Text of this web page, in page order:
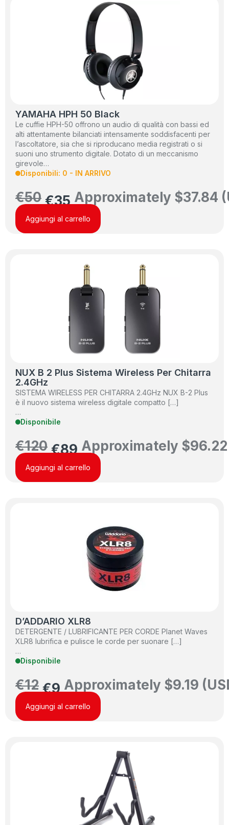
YAMAHA HPH 50 Black
Le cuffie HPH-50 offrono un audio di qualità con bassi ed
alti attentamente bilanciati intensamente soddisfacenti per
l’ascoltatore, sia che si riproducano media registrati o si
suoni uno strumento digitale. Dotato di un meccanismo
girevole…
Disponibili: 0 - IN ARRIVO
€50 €35 Approximately $37.84
Aggiungi al carrello
NUX B 2 Plus Sistema Wireless Per Chitarra
2.4GHz
SISTEMA WIRELESS PER CHITARRA 2.4GHz NUX B-2 Plus
è il nuovo sistema wireless digitale compatto […]
…
Disponibile
€120 €89 Approximately $96.22
Aggiungi al carrello
D’ADDARIO XLR8
DETERGENTE / LUBRIFICANTE PER CORDE Planet Waves
XLR8 lubrifica e pulisce le corde per suonare […]
…
Disponibile
€12 €9 Approximately $9.19
Aggiungi al carrello